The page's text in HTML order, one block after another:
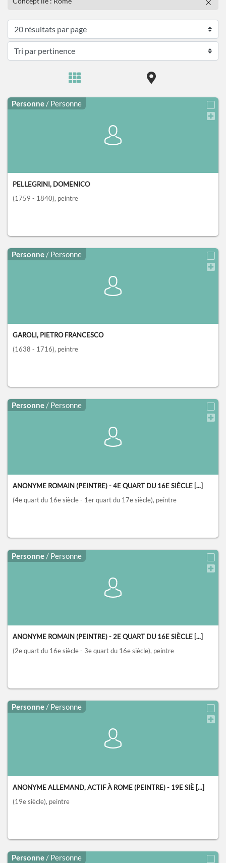
Personne / Personne
PELLEGRINI, DOMENICO
(1759 - 1840), peintre
Personne / Personne
GAROLI, PIETRO FRANCESCO
(1638 - 1716), peintre
Personne / Personne
ANONYME ROMAIN (PEINTRE) - 4E QUART DU 16E SIÈCLE [...]
(4e quart du 16e siècle - 1er quart du 17e siècle), peintre
Personne / Personne
ANONYME ROMAIN (PEINTRE) - 2E QUART DU 16E SIÈCLE [...]
(2e quart du 16e siècle - 3e quart du 16e siècle), peintre
Personne / Personne
ANONYME ALLEMAND, ACTIF À ROME (PEINTRE) - 19E SIÈ [...]
(19e siècle), peintre
Personne / Personne